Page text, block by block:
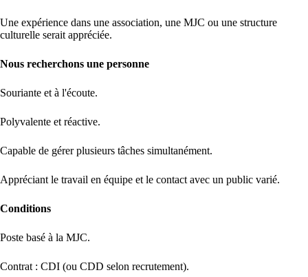
Une expérience dans une association, une MJC ou une structure
culturelle serait appréciée.
Nous recherchons une personne
Souriante et à l'écoute.
Polyvalente et réactive.
Capable de gérer plusieurs tâches simultanément.
Appréciant le travail en équipe et le contact avec un public varié.
Conditions
Poste basé à la MJC.
Contrat : CDI (ou CDD selon recrutement).